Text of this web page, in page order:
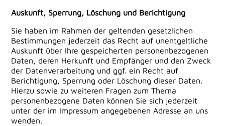
Auskunft, Sperrung, Löschung und Berichtigung
Sie haben im Rahmen der geltenden gesetzlichen
Bestimmungen jederzeit das Recht auf unentgeltliche
Auskunft über Ihre gespeicherten personenbezogenen
Daten, deren Herkunft und Empfänger und den Zweck
der Datenverarbeitung und ggf. ein Recht auf
Berichtigung, Sperrung oder Löschung dieser Daten.
Hierzu sowie zu weiteren Fragen zum Thema
personenbezogene Daten können Sie sich jederzeit
unter der im Impressum angegebenen Adresse an uns
wenden.